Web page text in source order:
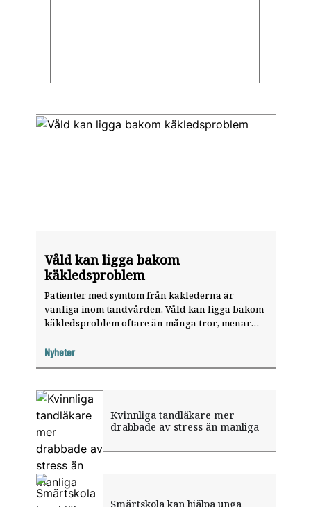
Våld kan ligga bakom
käkledsproblem
Patienter med symtom från käklederna är
vanliga inom tandvården. Våld kan ligga bakom
käkledsproblem oftare än många tror, menar
Nyheter
Kvinnliga tandläkare mer
drabbade av stress än manliga
Smärtskola kan hjälpa unga